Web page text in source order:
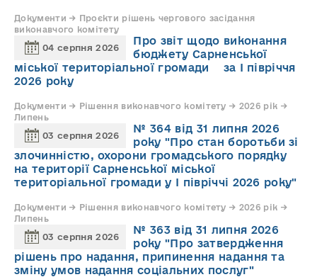
Документи → Проєкти рішень чергового засідання
виконавчого комітету
04 серпня 2026
Про звіт щодо виконання
бюджету Сарненської
міської територіальної громади за І півріччя
2026 року
Документи → Рішення виконавчого комітету → 2026 рік →
Липень
03 серпня 2026
№ 364 від 31 липня 2026
року "Про стан боротьби зі
злочинністю, охорони громадського порядку
на території Сарненської міської
територіальної громади у І півріччі 2026 року"
Документи → Рішення виконавчого комітету → 2026 рік →
Липень
03 серпня 2026
№ 363 від 31 липня 2026
року "Про затвердження
рішень про надання, припинення надання та
зміну умов надання соціальних послуг"